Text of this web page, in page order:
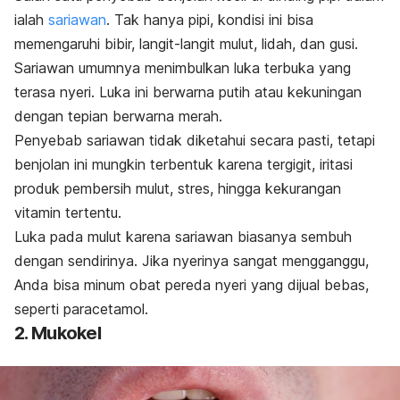
ialah sariawan. Tak hanya pipi, kondisi ini bisa
memengaruhi bibir, langit-langit mulut, lidah, dan gusi.
Sariawan umumnya menimbulkan luka terbuka yang
terasa nyeri. Luka ini berwarna putih atau kekuningan
dengan tepian berwarna merah.
Penyebab sariawan tidak diketahui secara pasti, tetapi
benjolan ini mungkin terbentuk karena tergigit, iritasi
produk pembersih mulut, stres, hingga kekurangan
vitamin tertentu.
Luka pada mulut karena sariawan biasanya sembuh
dengan sendirinya. Jika nyerinya sangat mengganggu,
Anda bisa minum obat pereda nyeri yang dijual bebas,
seperti paracetamol.
2. Mukokel